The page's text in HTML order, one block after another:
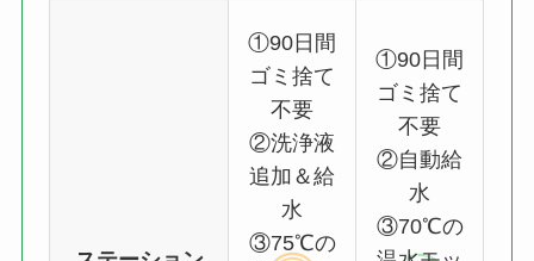
①90日間
ゴミ捨て
不要
②洗浄液
追加＆給
水
③75℃の
①90日間
ゴミ捨て
不要
②自動給
水
③70℃の